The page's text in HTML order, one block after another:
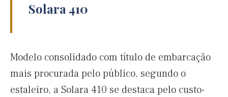
Solara 410
Modelo consolidado com título de embarcação
mais procurada pelo público, segundo o
estaleiro, a Solara 410 se destaca pelo custo-